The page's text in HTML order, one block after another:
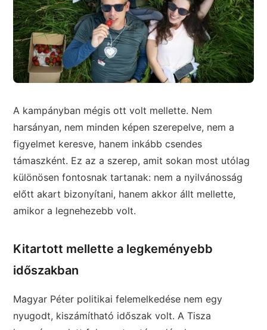
A kampányban mégis ott volt mellette. Nem
harsányan, nem minden képen szerepelve, nem a
figyelmet keresve, hanem inkább csendes
támaszként. Ez az a szerep, amit sokan most utólag
különösen fontosnak tartanak: nem a nyilvánosság
előtt akart bizonyítani, hanem akkor állt mellette,
amikor a legnehezebb volt.
Kitartott mellette a legkeményebb
időszakban
Magyar Péter politikai felemelkedése nem egy
nyugodt, kiszámítható időszak volt. A Tisza